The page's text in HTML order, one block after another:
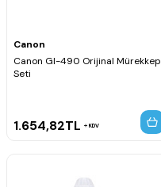
Canon
Canon GI-490 Orijinal Mürekkep
Seti
1.654,82TL KDV